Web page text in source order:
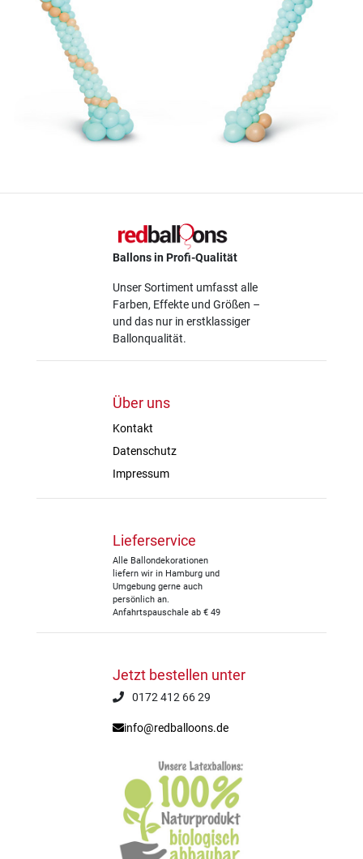
Ballons in Profi-Qualität
Unser Sortiment umfasst alle
Farben, Effekte und Größen –
und das nur in erstklassiger
Ballonqualität.
Über uns
Kontakt
Datenschutz
Impressum
Lieferservice
Alle Ballondekorationen
liefern wir in Hamburg und
Umgebung gerne auch
persönlich an.
Anfahrtspauschale ab € 49
Jetzt bestellen unter
0172 412 66 29
info@redballoons.de